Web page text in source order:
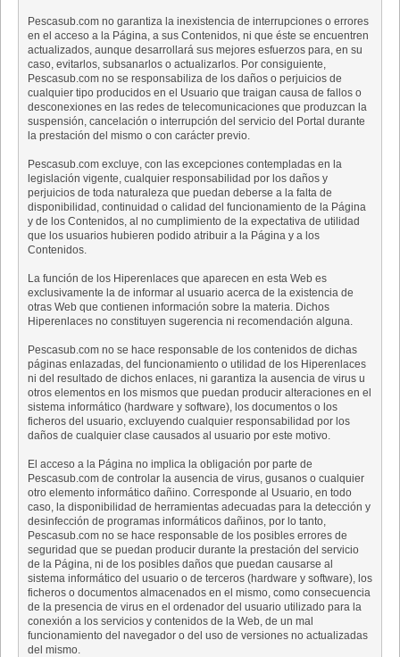
Pescasub.com no garantiza la inexistencia de interrupciones o errores
en el acceso a la Página, a sus Contenidos, ni que éste se encuentren
actualizados, aunque desarrollará sus mejores esfuerzos para, en su
caso, evitarlos, subsanarlos o actualizarlos. Por consiguiente,
Pescasub.com no se responsabiliza de los daños o perjuicios de
cualquier tipo producidos en el Usuario que traigan causa de fallos o
desconexiones en las redes de telecomunicaciones que produzcan la
suspensión, cancelación o interrupción del servicio del Portal durante
la prestación del mismo o con carácter previo.
Pescasub.com excluye, con las excepciones contempladas en la
legislación vigente, cualquier responsabilidad por los daños y
perjuicios de toda naturaleza que puedan deberse a la falta de
disponibilidad, continuidad o calidad del funcionamiento de la Página
y de los Contenidos, al no cumplimiento de la expectativa de utilidad
que los usuarios hubieren podido atribuir a la Página y a los
Contenidos.
La función de los Hiperenlaces que aparecen en esta Web es
exclusivamente la de informar al usuario acerca de la existencia de
otras Web que contienen información sobre la materia. Dichos
Hiperenlaces no constituyen sugerencia ni recomendación alguna.
Pescasub.com no se hace responsable de los contenidos de dichas
páginas enlazadas, del funcionamiento o utilidad de los Hiperenlaces
ni del resultado de dichos enlaces, ni garantiza la ausencia de virus u
otros elementos en los mismos que puedan producir alteraciones en el
sistema informático (hardware y software), los documentos o los
ficheros del usuario, excluyendo cualquier responsabilidad por los
daños de cualquier clase causados al usuario por este motivo.
El acceso a la Página no implica la obligación por parte de
Pescasub.com de controlar la ausencia de virus, gusanos o cualquier
otro elemento informático dañino. Corresponde al Usuario, en todo
caso, la disponibilidad de herramientas adecuadas para la detección y
desinfección de programas informáticos dañinos, por lo tanto,
Pescasub.com no se hace responsable de los posibles errores de
seguridad que se puedan producir durante la prestación del servicio
de la Página, ni de los posibles daños que puedan causarse al
sistema informático del usuario o de terceros (hardware y software), los
ficheros o documentos almacenados en el mismo, como consecuencia
de la presencia de virus en el ordenador del usuario utilizado para la
conexión a los servicios y contenidos de la Web, de un mal
funcionamiento del navegador o del uso de versiones no actualizadas
del mismo.